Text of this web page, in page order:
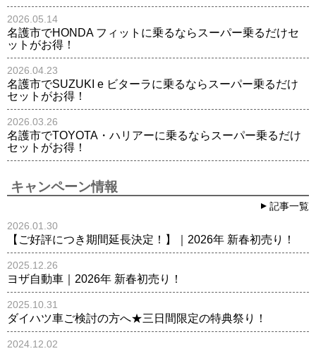
2026.05.14
名護市でHONDA フィットに乗るならスーパー乗るだけセ
ットがお得！
2026.04.23
名護市でSUZUKI e ビターラに乗るならスーパー乗るだけ
セットがお得！
2026.03.26
名護市でTOYOTA・ハリアーに乗るならスーパー乗るだけ
セットがお得！
キャンペーン情報
記事一覧
2026.01.30
【ご好評につき期間延長決定！】｜2026年 新春初売り！
2025.12.26
ヨザ自動車｜2026年 新春初売り！
2025.10.31
ダイハツ車ご検討の方へ★三日間限定の特典祭り！
2024.12.02